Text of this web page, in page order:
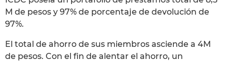
M de pesos y 97% de porcentaje de devolución de
97%.
El total de ahorro de sus miembros asciende a 4M
de pesos. Con el fin de alentar el ahorro, un